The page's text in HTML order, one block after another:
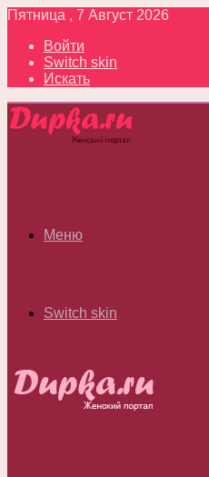
Пятница , 7 Август 2026
Войти
Switch skin
Искать
Меню
Switch skin